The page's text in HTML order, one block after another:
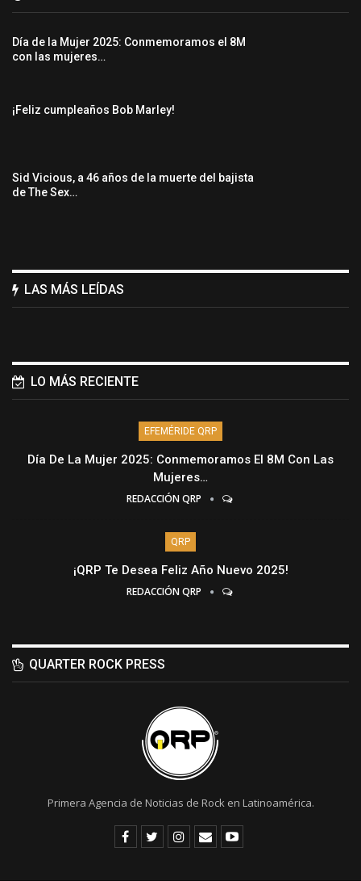
Día de la Mujer 2025: Conmemoramos el 8M
con las mujeres…
¡Feliz cumpleaños Bob Marley!
Sid Vicious, a 46 años de la muerte del bajista
de The Sex…
LAS MÁS LEÍDAS
LO MÁS RECIENTE
EFEMÉRIDE QRP
Día De La Mujer 2025: Conmemoramos El 8M Con Las
Mujeres…
REDACCIÓN QRP
QRP
¡QRP Te Desea Feliz Año Nuevo 2025!
REDACCIÓN QRP
QUARTER ROCK PRESS
Primera Agencia de Noticias de Rock en Latinoamérica.